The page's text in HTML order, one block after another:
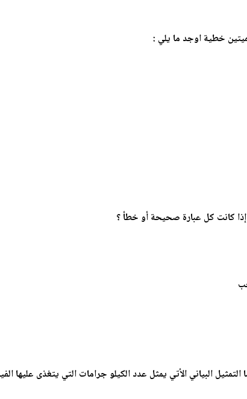
خطية اوجد ما يلي :
كانت كل عبارة صحيحة أو خطأ ؟